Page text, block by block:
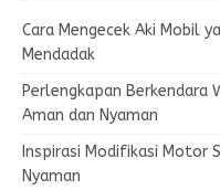
Cara Mengecek Aki Mobil
Mendadak
Perlengkapan Berkendara
Aman dan Nyaman
Inspirasi Modifikasi Motor
Nyaman